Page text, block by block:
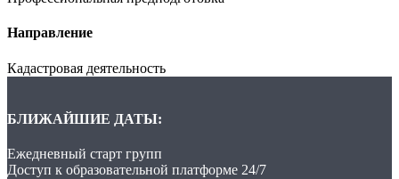
Направление
Кадастровая деятельность
БЛИЖАЙШИЕ ДАТЫ:
Ежедневный старт групп
Доступ к образовательной платформе 24/7